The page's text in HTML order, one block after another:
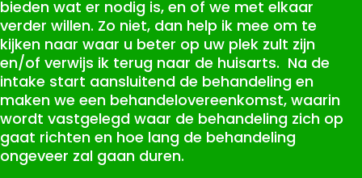
bieden wat er nodig is, en of we met elkaar
verder willen. Zo niet, dan help ik mee om te
kijken naar waar u beter op uw plek zult zijn
en/of verwijs ik terug naar de huisarts. Na de
intake start aansluitend de behandeling en
maken we een behandelovereenkomst, waarin
wordt vastgelegd waar de behandeling zich op
gaat richten en hoe lang de behandeling
ongeveer zal gaan duren.